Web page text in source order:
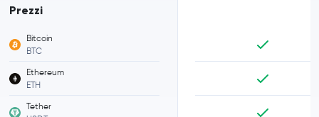
Prezzi
Bitcoin
BTC
Ethereum
ETH
Tether